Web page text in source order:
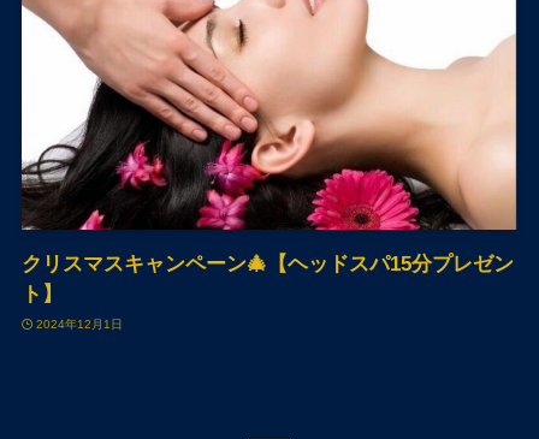
クリスマスキャンペーン🎄【ヘッドスパ15分プレゼン
ト】
2024年12月1日